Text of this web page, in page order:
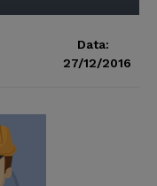
Data:
27/12/2016